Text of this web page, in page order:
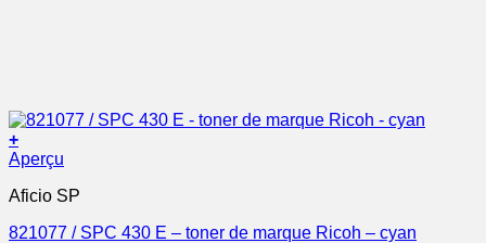
+
Aperçu
Aficio SP
821077 / SPC 430 E – toner de marque Ricoh – cyan